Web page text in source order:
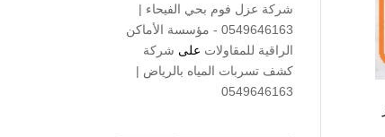
شركة عزل فوم بحي الفيحاء |
0549646163 - مؤسسة الأماكن
الراقية للمقاولات على شركة
كشف تسربات المياه بالرياض |
0549646163